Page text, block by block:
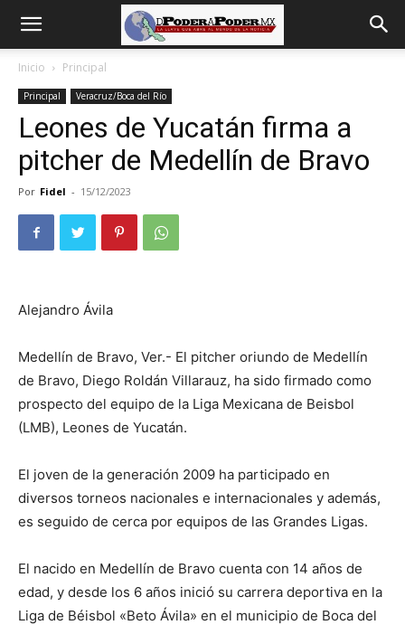
poder
Poder
Inicio Principal
Principal Veracruz/Boca del Río
Leones de Yucatán firma a
pitcher de Medellín de Bravo
Por Fidel - 15/12/2023
Alejandro Ávila
Medellín de Bravo, Ver.- El pitcher oriundo de Medellín
de Bravo, Diego Roldán Villarauz, ha sido firmado como
prospecto del equipo de la Liga Mexicana de Beisbol
(LMB), Leones de Yucatán.
El joven de la generación 2009 ha participado en
diversos torneos nacionales e internacionales y además,
es seguido de cerca por equipos de las Grandes Ligas.
El nacido en Medellín de Bravo cuenta con 14 años de
edad, y desde los 6 años inició su carrera deportiva en la
Liga de Béisbol «Beto Ávila» en el municipio de Boca del